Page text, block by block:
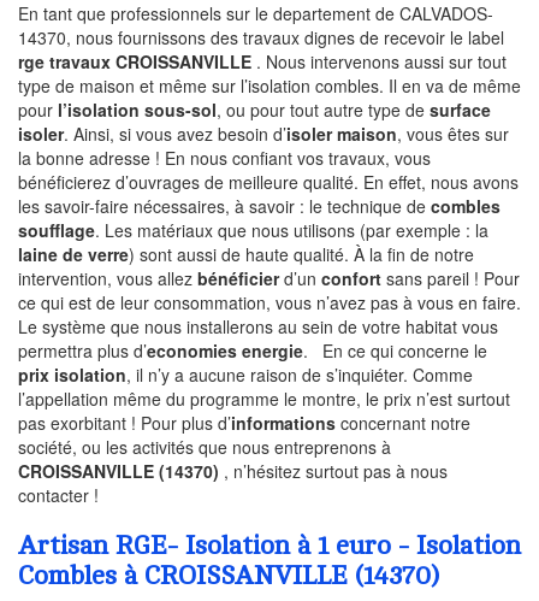
En tant que professionnels sur le departement de CALVADOS-
14370, nous fournissons des travaux dignes de recevoir le label
rge travaux CROISSANVILLE . Nous intervenons aussi sur tout
type de maison et même sur l’isolation combles. Il en va de même
pour l’isolation sous-sol, ou pour tout autre type de surface
isoler. Ainsi, si vous avez besoin d’isoler maison, vous êtes sur
la bonne adresse ! En nous confiant vos travaux, vous
bénéficierez d’ouvrages de meilleure qualité. En effet, nous avons
les savoir-faire nécessaires, à savoir : le technique de combles
soufflage. Les matériaux que nous utilisons (par exemple : la
laine de verre) sont aussi de haute qualité. À la fin de notre
intervention, vous allez bénéficierd’un confort sans pareil ! Pour
ce qui est de leur consommation, vous n’avez pas à vous en faire.
Le système que nous installerons au sein de votre habitat vous
permettra plus d’economies energie. En ce qui concerne le
prix isolation, il n’y a aucune raison de s’inquiéter. Comme
l’appellation même du programme le montre, le prix n’est surtout
pas exorbitant ! Pour plus d’informations concernant notre
société, ou les activités que nous entreprenons à
CROISSANVILLE (14370) , n’hésitez surtout pas à nous
contacter !
Artisan RGE- Isolation à 1 euro - Isolation
Combles à CROISSANVILLE (14370)